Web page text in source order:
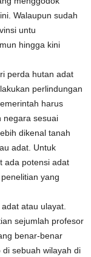
Walaupun sudah
untu
hingga kini
perda hutan adat
perlindungan
harus
negara sesuai
dikenal tanah
adat. Untuk
ada potensi adat
yang
atau ulayat.
sejumlah profesor
benar-benar
sebuah wilayah di